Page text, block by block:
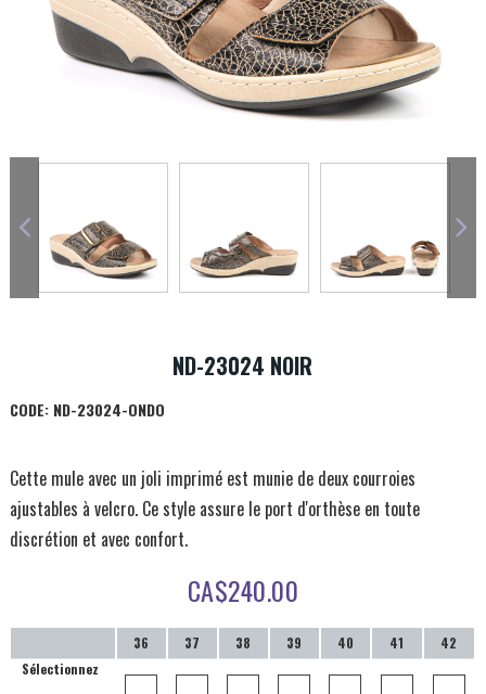
ND-23024 NOIR
CODE:ND-23024-ONDO
Cette mule avec un joli imprimé est munie de deux courroies
ajustables à velcro. Ce style assure le port d'orthèse en toute
discrétion et avec confort.
CA$240.00
36 37 38 39 40 41
42
Sélectionnez